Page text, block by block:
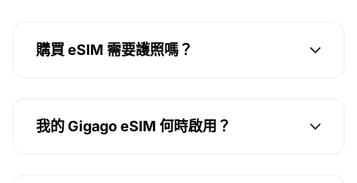
購買 eSIM 需要護照嗎？
我的 Gigago eSIM 何時啟用？